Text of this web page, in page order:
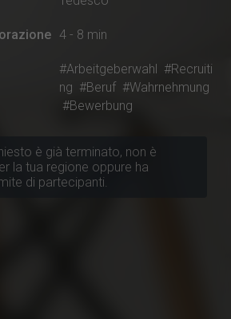
4 - 8 min
#Arbeitgeberwahl
#Recruiti
ng #Beruf #Wahrnehmung
#Bewerbung
è già terminato, non è
la tua regione oppure ha
di partecipanti.